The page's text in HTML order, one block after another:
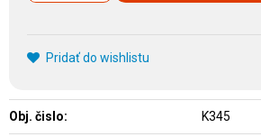
Pridať do wishlistu
Obj. čislo: K345